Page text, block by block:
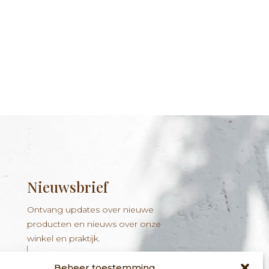
Nieuwsbrief
Ontvang updates over nieuwe
producten en nieuws over onze
winkel en praktijk.